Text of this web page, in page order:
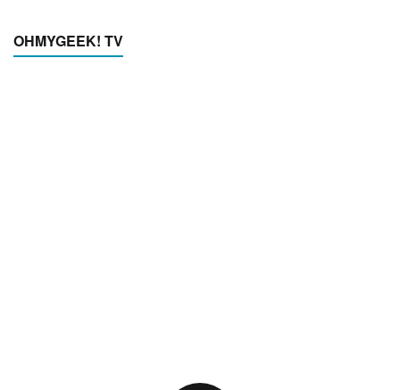
OHMYGEEK! TV